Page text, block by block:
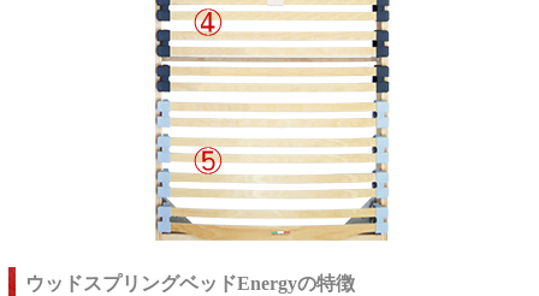
ウッドスプリングベッドEnergyの特徴